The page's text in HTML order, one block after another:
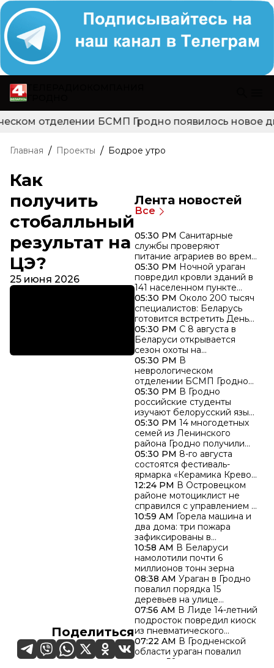
отделении БСМП Гродно появилось новое
Главная / Проекты / Бодрое утро
Как
получить
стобалльный
результат на
ЦЭ?
25 июня 2026
Поделиться
Лента новостей
Все
05:30 PM Санитарные
службы проверяют
питание аграриев во время
жатвы
05:30 PM Ночной ураган
повредил кровли зданий в
141 населенном пункте
Гродненской области
05:30 PM Около 200 тысяч
специалистов: Беларусь
готовится встретить День
строителя
05:30 PM С 8 августа в
Беларуси открывается
сезон охоты на
водоплавающую и
болотную дичь
05:30 PM В
неврологическом
отделении БСМП Гродно
появилось новое
диагностическое
оборудование
05:30 PM В Гродно
российские студенты
изучают белорусский язык
в летней школе
Купаловского
университета
05:30 PM 14 многодетных
семей из Ленинского
района Гродно получили
«Бацькаву кашулю»
05:30 PM 8-го августа
состоятся фестиваль-
ярмарка «Керамика Крево»
и праздник «Ивьевский
помидор»
12:24 PM В Островецком
районе мотоциклист не
справился с управлением и
опрокинулся в кювет
10:59 AM Горела машина и
два дома: три пожара
зафиксированы в
Гродненской области за
сутки
10:58 AM В Беларуси
намолотили почти 6
миллионов тонн зерна
08:38 AM Ураган в Гродно
повалил порядка 15
деревьев на улице
Суворова
07:56 AM В Лиде 14-летний
подросток повредил киоск
из пневматического
пистолета
07:22 AM В Гродненской
области ураган повалил
свыше 50 деревьев,